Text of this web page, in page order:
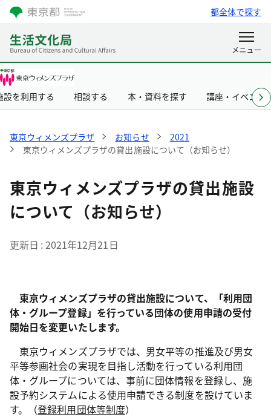
都全体で探す
設を利用する 相談する 本・資料を探す 講座・イベント
東京ウィメンズプラザ お知らせ
2021
東京ウィメンズプラザの貸出施設について（お知らせ）
東京ウィメンズプラザの貸出施設
について（お知らせ）
更新日 2021年12月21日
東京ウィメンズプラザの貸出施設について、「利用団
体・グループ登録」を行っている団体の使用申請の受付
開始日を変更いたします。
東京ウィメンズプラザでは、男女平等の推進及び男女
平等参画社会の実現を目指し活動を行っている利用団
体・グループについては、事前に団体情報を登録し、施
設予約システムによる使用申請できる制度を設けていま
す。（登録利用団体等制度）